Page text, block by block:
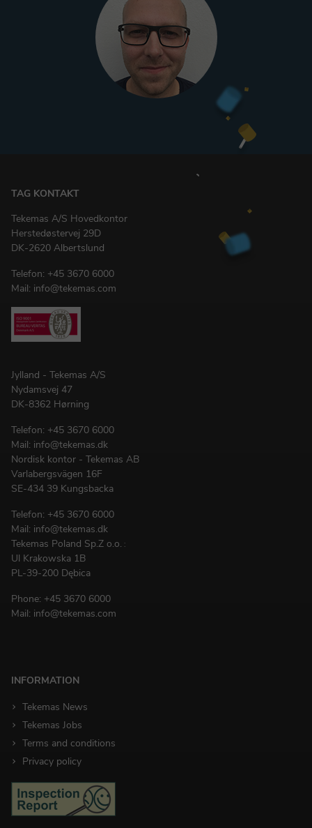
TAG KONTAKT
Tekemas A/S Hovedkontor
Herstedøstervej 29D
DK-2620 Albertslund
Telefon: +45 3670 6000
Mail: info@tekemas.com
Jylland - Tekemas A/S
Nydamsvej 47
DK-8362 Hørning
Telefon: +45 3670 6000
Mail: info@tekemas.dk
Nordisk kontor - Tekemas AB
Varlabergsvägen 16F
SE-434 39 Kungsbacka
Telefon: +45 3670 6000
Mail: info@tekemas.dk
Tekemas Poland Sp.Z o.o. :
Ul Krakowska 1B
PL-39-200 Dębica
Phone: +45 3670 6000
Mail: info@tekemas.com
INFORMATION
Tekemas News
Tekemas Jobs
Terms and conditions
Privacy policy